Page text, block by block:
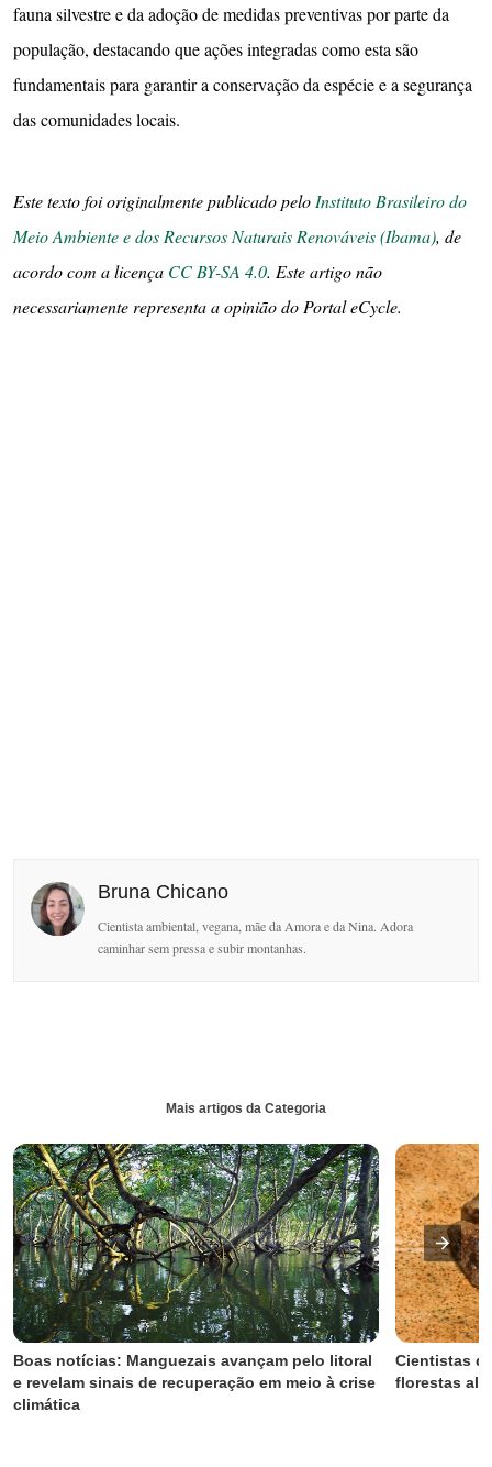
fauna silvestre e da adoção de medidas preventivas por parte da
população, destacando que ações integradas como esta são
fundamentais para garantir a conservação da espécie e a segurança
das comunidades locais.
Este texto foi originalmente publicado pelo Instituto Brasileiro do
Meio Ambiente e dos Recursos Naturais Renováveis (Ibama), de
acordo com a licença CC BY-SA 4.0. Este artigo não
necessariamente representa a opinião do Portal eCycle.
Bruna Chicano
Cientista ambiental, vegana, mãe da Amora e da Nina. Adora
caminhar sem pressa e subir montanhas.
Mais artigos da Categoria
Boas notícias: Manguezais avançam pelo litoral
e revelam sinais de recuperação em meio à crise
climática
Cientistas
florestas